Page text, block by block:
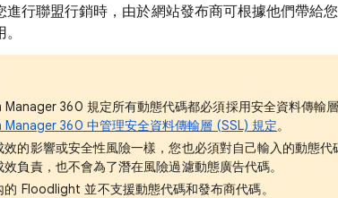
進行聯盟行銷時，由於網站發布商可根據他們帶給
360 規定所有動態代碼都必須採用安全資料傳輸
360 中管理安全資料傳輸層 (SSL) 規定。
效的影響或安全性風險一樣，您也必須對自己輸入的動態
負責，也不會為了潛在風險過濾動態廣告代碼。
的 Floodlight 並不支援動態代碼和發布商代碼。